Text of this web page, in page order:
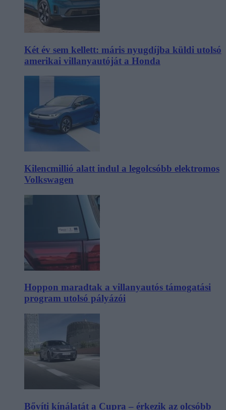
Két év sem kellett: máris nyugdíjba küldi utolsó
amerikai villanyautóját a Honda
Kilencmillió alatt indul a legolcsóbb elektromos
Volkswagen
Hoppon maradtak a villanyautós támogatási
program utolsó pályázói
Bővíti kínálatát a Cupra – érkezik az olcsóbb